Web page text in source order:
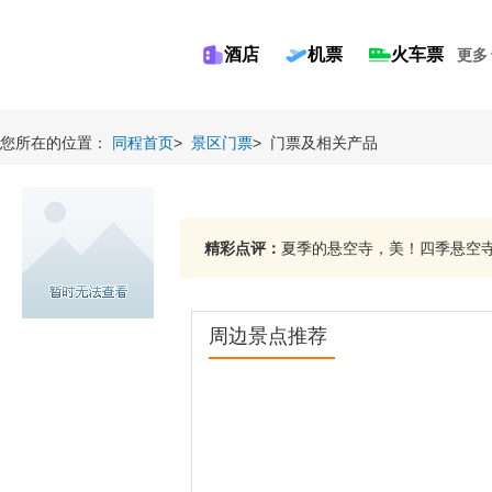
酒店 机票 火车票 更多
您所在的位置： 同程首页> 景区门票> 门票及相关产品
精彩点评： 夏季的悬空寺，美！四季悬空
周边景点推荐